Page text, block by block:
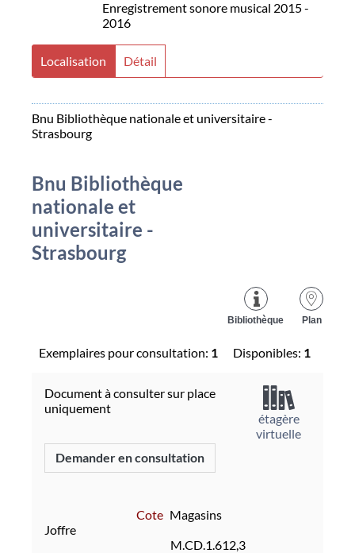
Enregistrement sonore musical 2015 -
2016
Localisation Détail
Bnu Bibliothèque nationale et universitaire -
Strasbourg
Bnu Bibliothèque
nationale et
universitaire -
Strasbourg
Plan
Bibliothèque
Exemplaires pour consultation: 1 Disponibles: 1
Document à consulter sur place
uniquement
Demander en consultation
Cote Magasins
Joffre
M.CD.1.612,3
étagère
virtuelle